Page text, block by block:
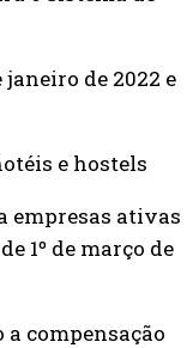
janeiro de 2022 e
e hostels
empresas ativas
1º de março de
a compensação